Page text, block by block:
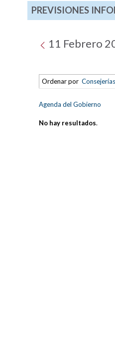
PREVISIONES
11 Febrero
Ordenar por Consejerías
Agenda del Gobierno
No hay resultados.